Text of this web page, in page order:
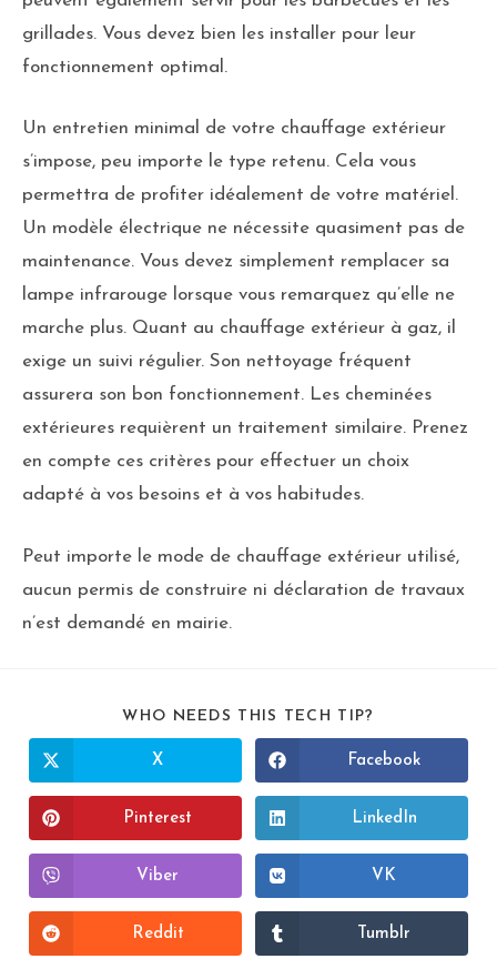
grillades. Vous devez bien les installer pour leur
fonctionnement optimal.
Un entretien minimal de votre chauffage extérieur
s’impose, peu importe le type retenu. Cela vous
permettra de profiter idéalement de votre matériel.
Un modèle électrique ne nécessite quasiment pas de
maintenance. Vous devez simplement remplacer sa
lampe infrarouge lorsque vous remarquez qu’elle ne
marche plus. Quant au chauffage extérieur à gaz, il
exige un suivi régulier. Son nettoyage fréquent
assurera son bon fonctionnement. Les cheminées
extérieures requièrent un traitement similaire. Prenez
en compte ces critères pour effectuer un choix
adapté à vos besoins et à vos habitudes.
Peut importe le mode de chauffage extérieur utilisé,
aucun permis de construire ni déclaration de travaux
n’est demandé en mairie.
WHO NEEDS THIS TECH TIP?
X Facebook
Pinterest LinkedIn
Viber VK
Reddit Tumblr